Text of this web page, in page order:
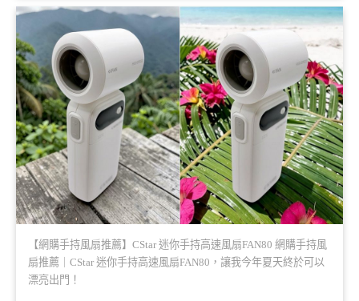
【網購手持風扇推薦】CStar 迷你手持高速風扇FAN80 網購手持風
扇推薦｜CStar 迷你手持高速風扇FAN80，讓我今年夏天終於可以
漂亮出門！